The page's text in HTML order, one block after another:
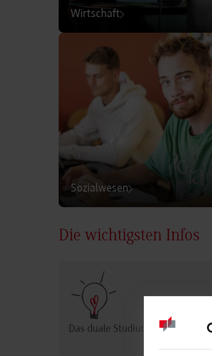
Wirtschaft
Sozialwesen
Die wichtigsten Infos
Das duale Studium im Überblick